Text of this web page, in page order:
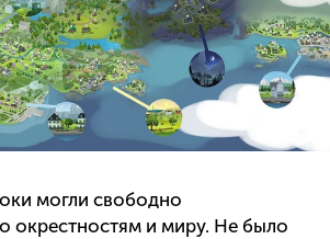
могли свободно
окрестностям и миру. Не было